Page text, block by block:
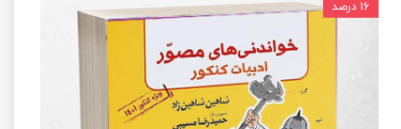
۱۶ درصد